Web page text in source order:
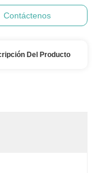
Contáctenos
Del Producto